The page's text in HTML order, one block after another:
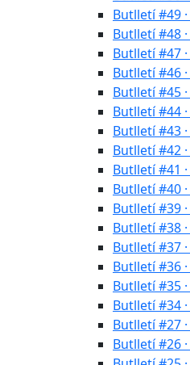
Butlletí #49
Butlletí #48
Butlletí #47
Butlletí #46
Butlletí #45
Butlletí #44
Butlletí #43
Butlletí #42
Butlletí #41
Butlletí #40
Butlletí #39
Butlletí #38
Butlletí #37
Butlletí #36
Butlletí #35
Butlletí #34
Butlletí #27
Butlletí #26